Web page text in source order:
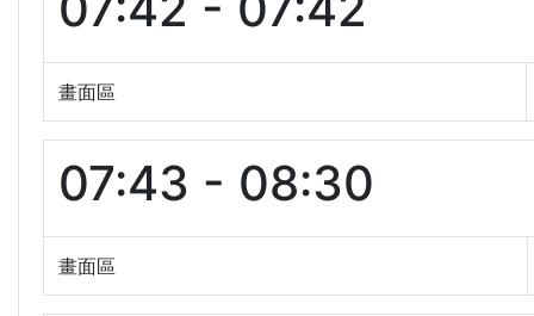
畫面區
07:43 - 08:30
畫面區